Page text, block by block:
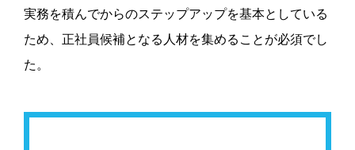
実務を積んでからのステップアップを基本としている
ため、正社員候補となる人材を集めることが必須でし
た。